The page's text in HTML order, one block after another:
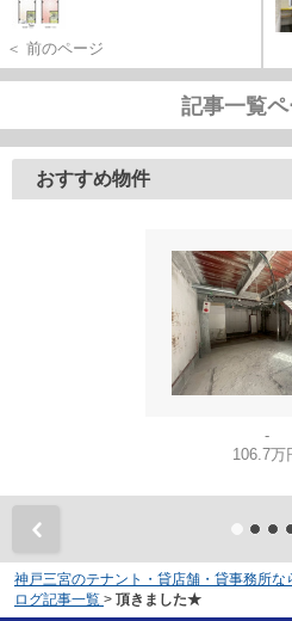
＜ 前のページ
記事一覧
おすすめ物件
-
106.7万
神戸三宮のテナント・貸店舗・貸事務所
ログ記事一覧 > 頂きました★